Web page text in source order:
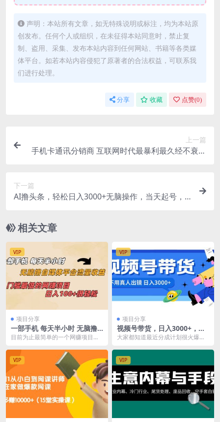
声明：本站所有文章，如无特殊说明或标注，均为本站原
创发布。任何个人或组织，在未征得本站同意时，禁止复
制、盗用、采集、发布本站内容到任何网站、书籍等各类媒
体平台。如若本站内容侵犯了原著者的合法权益，可联系我
们进行处理。
分享 收藏 点赞(0)
上一篇
手机卡通讯分销商 互联网时代最暴利最久经不衰的
下一篇
AI撸头条，轻松日入3000+无脑操作，当天起号，
相关文章
VIP
项目分享
一部手机 每天半小时 无脑撸
自媒体平台流量收益 门槛最低
目前为止最简单的一个网赚项目，
生成视频，发到各自...
VIP
项目分享
视频号带货，日入3000+，不
用真人出镜
大家都知道最近分成计划很火爆，
其实视频号带货收益也...
VIP VIP